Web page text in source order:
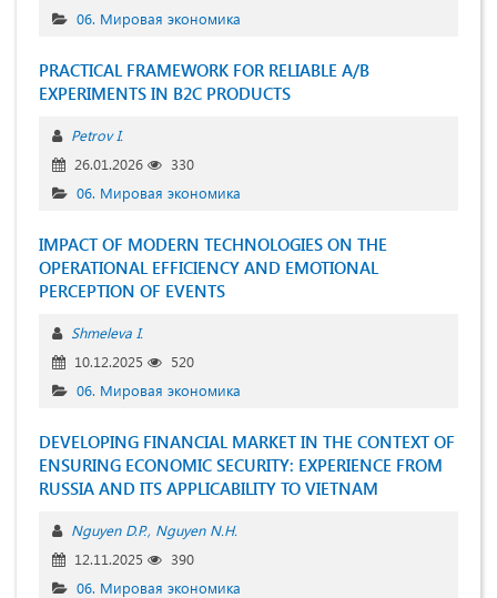
06. Мировая экономика
PRACTICAL FRAMEWORK FOR RELIABLE A/B
EXPERIMENTS IN B2C PRODUCTS
Petrov I.
26.01.2026
330
06. Мировая экономика
IMPACT OF MODERN TECHNOLOGIES ON THE
OPERATIONAL EFFICIENCY AND EMOTIONAL
PERCEPTION OF EVENTS
Shmeleva I.
10.12.2025
520
06. Мировая экономика
DEVELOPING FINANCIAL MARKET IN THE CONTEXT OF
ENSURING ECONOMIC SECURITY: EXPERIENCE FROM
RUSSIA AND ITS APPLICABILITY TO VIETNAM
Nguyen D.P. Nguyen N.H.
12.11.2025
390
06. Мировая экономика